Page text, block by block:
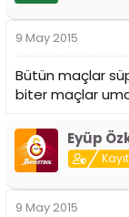
9 May 2015
Bütün maçlar
biter maçlar
Eyüp
9 May 2015